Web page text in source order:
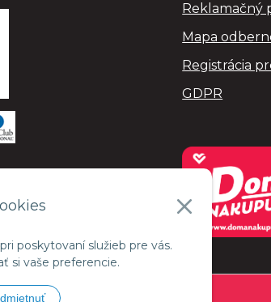
poskytovaní služieb pre vás.
si vaše preferencie.
Reklamačný
Mapa
Registrácia
GDPR